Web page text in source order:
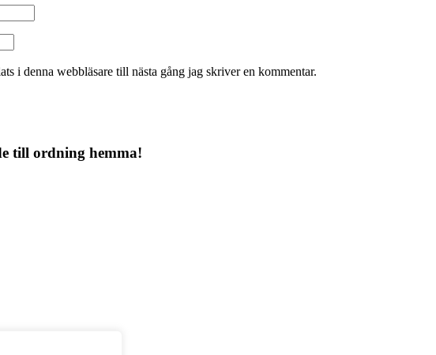
i denna webbläsare till nästa gång jag skriver en kommentar.
till ordning hemma!